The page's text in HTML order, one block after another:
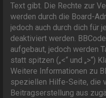
Text gibt. Die Rechte zur
werden durch die Board-
jedoch auch durch dich für
deaktiviert werden.
aufgebaut, jedoch werden
statt spitzen („<“ und „>“)
Weitere Informationen zu
speziellen Hilfe-Seite, die
Beitragserstellung aus